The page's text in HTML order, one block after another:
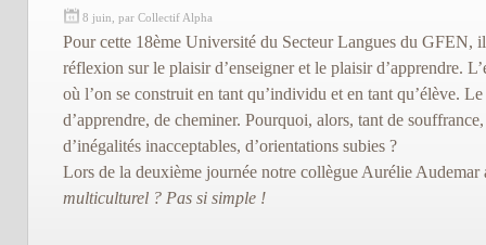
8 juin, par Collectif Alpha
Pour cette 18ème Université du Secteur Langues du GFEN,
réflexion sur le plaisir d’enseigner et le plaisir d’apprendre.
où l’on se construit en tant qu’individu et en tant qu’élève.
d’apprendre, de cheminer. Pourquoi, alors, tant de
d’inégalités inacceptables, d’orientations subies ?
Lors de la deuxième journée notre collègue Aurélie
multiculturel ? Pas si simple !